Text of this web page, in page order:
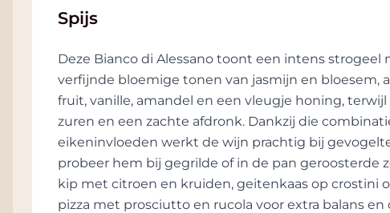
Spijs
Deze Bianco di Alessano toont een intens
verfijnde bloemige tonen van jasmijn en bloesem,
fruit, vanille, amandel en een vleugje honing,
zuren en een zachte afdronk. Dankzij die
eikeninvloeden werkt de wijn prachtig bij
probeer hem bij gegrilde of in de pan geroosterde
kip met citroen en kruiden, geitenkaas op crostini
pizza met prosciutto en rucola voor extra balans